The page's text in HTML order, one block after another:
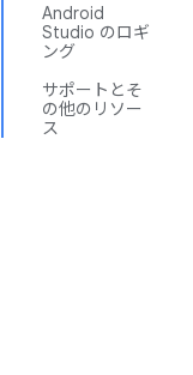
Android
Studio のロギ
ング
サポートとそ
の他のリソー
ス